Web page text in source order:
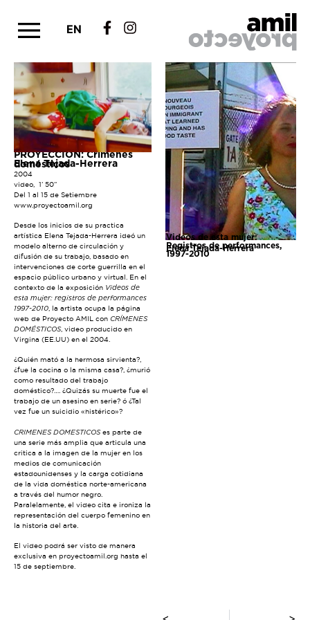
EN
PROYECCIÓN: Crímenes
domésticos
Elena Tejada-Herrera
2004
video, 1’ 50’’
Del 1 al 15 de Setiembre
www.proyectoamil.org
Desde los inicios de su practica
artística Elena Tejada-Herrera ideó un
modelo alterno de circulación y
difusión de su trabajo, basado en
intervenciones de corte guerrilla en el
espacio público urbano y virtual. En el
contexto de la exposición Videos de
esta mujer: registros de performances
1997-2010, la artista ocupa la página
web de Proyecto AMIL con CRÍMENES
DOMÉSTICOS, video producido en
Virgina (EE.UU) en el 2004.
¿Quién mató a la hermosa sirvienta?,
¿fue la cocina o la misma casa?, ¿murió
como resultado del trabajo
doméstico?…. ¿Quizás su muerte fue el
trabajo de un asesino en serie? ó ¿Tal
vez fue un suicidio «histérico»?
CRIMENES DOMESTICOSes parte de
una serie más amplia que articula una
critica a la imagen de la mujer en los
medios de comunicación
estadounidenses y la carga cotidiana
de la vida doméstica norte-americana
a través del humor negro.
Paralelamente, el video cita e ironiza la
representación del cuerpo femenino en
la historia del arte.
El video podrá ser visto de manera
exclusiva en proyectoamil.org hasta el
15 de septiembre.
Videos de esta mujer:
Registros de performances,
1997-2010
Elena Tejada-Herrera